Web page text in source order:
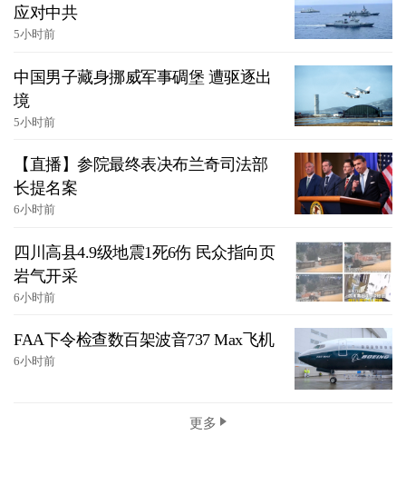
应对中共
5小时前
中国男子藏身挪威军事碉堡 遭驱逐出
境
5小时前
【直播】参院最终表决布兰奇司法部
长提名案
6小时前
四川高县4.9级地震1死6伤 民众指向页
岩气开采
6小时前
FAA下令检查数百架波音737 Max飞机
6小时前
更多